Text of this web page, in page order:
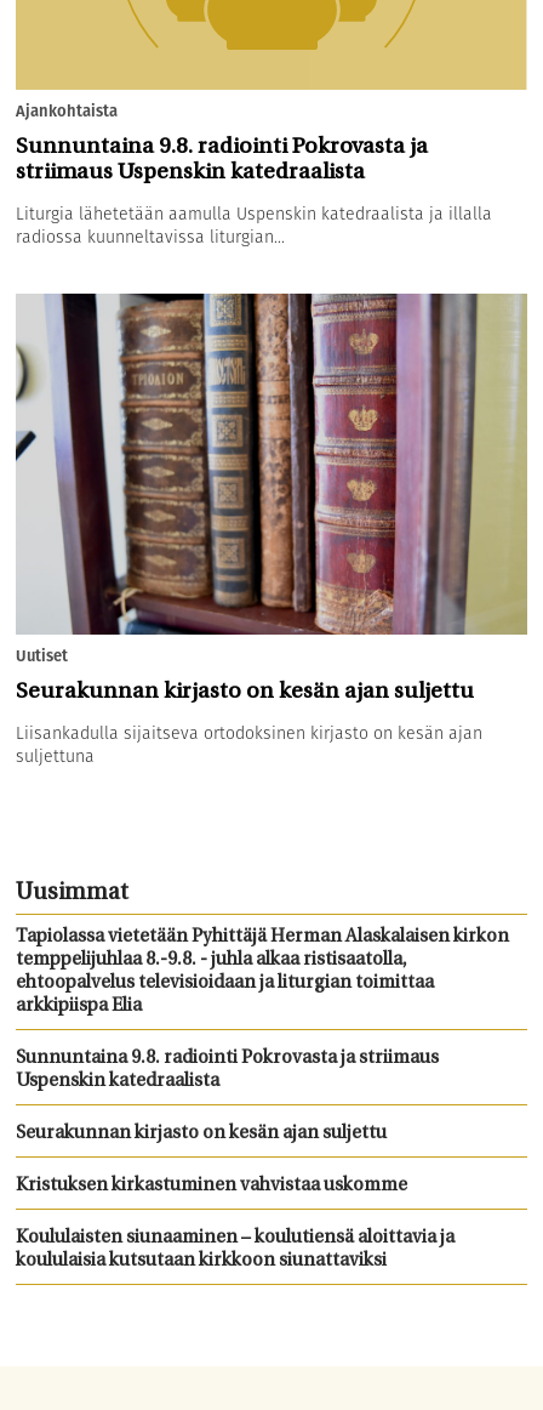
Ajankohtaista
Sunnuntaina 9.8. radiointi Pokrovasta ja
striimaus Uspenskin katedraalista
Liturgia lähetetään aamulla Uspenskin katedraalista ja illalla
radiossa kuunneltavissa liturgian...
Uutiset
Seurakunnan kirjasto on kesän ajan suljettu
Liisankadulla sijaitseva ortodoksinen kirjasto on kesän ajan
suljettuna
Uusimmat
Tapiolassa vietetään Pyhittäjä Herman Alaskalaisen kirkon
temppelijuhlaa 8.-9.8. - juhla alkaa ristisaatolla,
ehtoopalvelus televisioidaan ja liturgian toimittaa
arkkipiispa Elia
Sunnuntaina 9.8. radiointi Pokrovasta ja striimaus
Uspenskin katedraalista
Seurakunnan kirjasto on kesän ajan suljettu
Kristuksen kirkastuminen vahvistaa uskomme
Koululaisten siunaaminen – koulutiensä aloittavia ja
koululaisia kutsutaan kirkkoon siunattaviksi